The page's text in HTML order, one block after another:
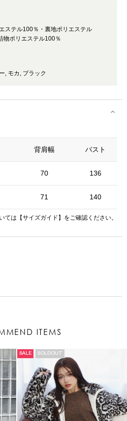
ステル100％・裏地ポリエステル
物ポリエステル100％
, モカ, ブラック
背肩幅 バスト
70 136
71 140
ては 【サイズガイド】 をご確認ください。
ITEMS
SALE SOLDOUT